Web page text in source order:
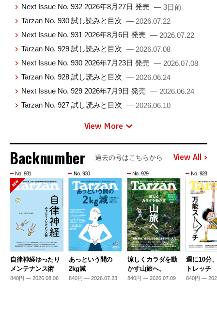
Next Issue No. 932 2026年8月27日 発売 — 3日前
Tarzan No. 930 試し読みと目次 — 2026.07.22
Next Issue No. 931 2026年8月6日 発売 — 2026.07.22
Tarzan No. 929 試し読みと目次 — 2026.07.08
Next Issue No. 930 2026年7月23日 発売 — 2026.07.08
Tarzan No. 928 試し読みと目次 — 2026.06.24
Next Issue No. 929 2026年7月9日 発売 — 2026.06.24
Tarzan No. 927 試し読みと目次 — 2026.06.10
View More
Backnumber 過去の号はこちらから View All
No. 931
自律神経ゆったり
メンテナンス術
840円 — 2026.08.06
No. 930
あっという間の
2kg減
840円 — 2026.07.23
No. 929
涼しくカラダを動
かす山旅へ。
840円 — 2026.07.09
No. 928
週に10分
トレッチ
840円 —